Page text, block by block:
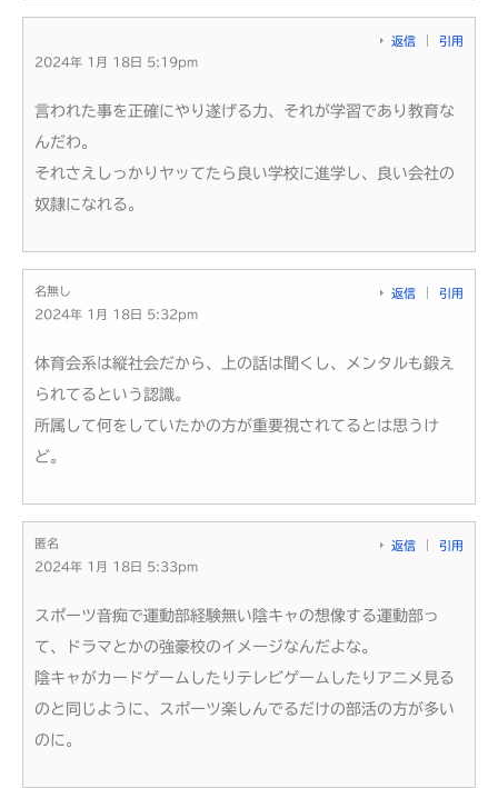
2024年 1月 18日 5:19pm
返信 引用
言われた事を正確にやり遂げる力、それが学習であり教育な
んだわ。
それさえしっかりヤッてたら良い学校に進学し、良い会社の
奴隷になれる。
名無し
2024年 1月 18日 5:32pm
返信 引用
体育会系は縦社会だから、上の話は聞くし、メンタルも鍛え
られてるという認識。
所属して何をしていたかの方が重要視されてるとは思うけ
ど。
匿名
2024年 1月 18日 5:33pm
返信 引用
スポーツ音痴で運動部経験無い陰キャの想像する運動部っ
て、ドラマとかの強豪校のイメージなんだよな。
陰キャがカードゲームしたりテレビゲームしたりアニメ見る
のと同じように、スポーツ楽しんでるだけの部活の方が多い
のに。